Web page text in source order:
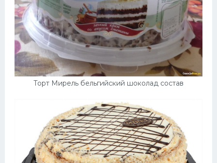
Торт Мирель бельгийский шоколад состав